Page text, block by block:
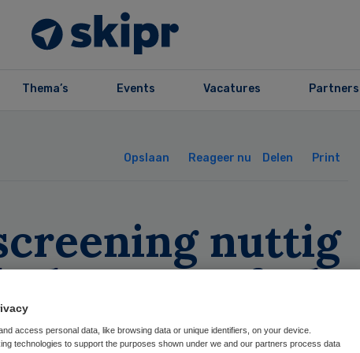
Thema’s Events Vacatures Partners
Opslaan Reageer nu Delen Print
nuttig
borstweefsel
access personal data, like browsing data or unique identifiers, on your device.
technologies to support the purposes shown under we and our partners process data